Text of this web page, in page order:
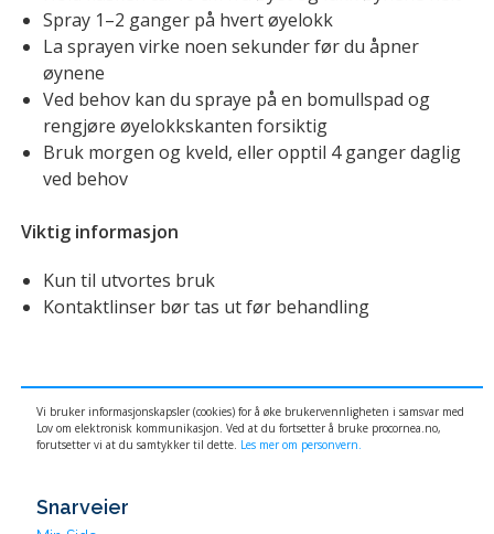
Spray 1–2 ganger på hvert øyelokk
La sprayen virke noen sekunder før du åpner
øynene
Ved behov kan du spraye på en bomullspad og
rengjøre øyelokkskanten forsiktig
Bruk morgen og kveld, eller opptil 4 ganger daglig
ved behov
Viktig informasjon
Kun til utvortes bruk
Kontaktlinser bør tas ut før behandling
Vi bruker informasjonskapsler (cookies) for å øke brukervennligheten i samsvar med
Lov om elektronisk kommunikasjon. Ved at du fortsetter å bruke procornea.no,
forutsetter vi at du samtykker til dette. Les mer om personvern.
Snarveier